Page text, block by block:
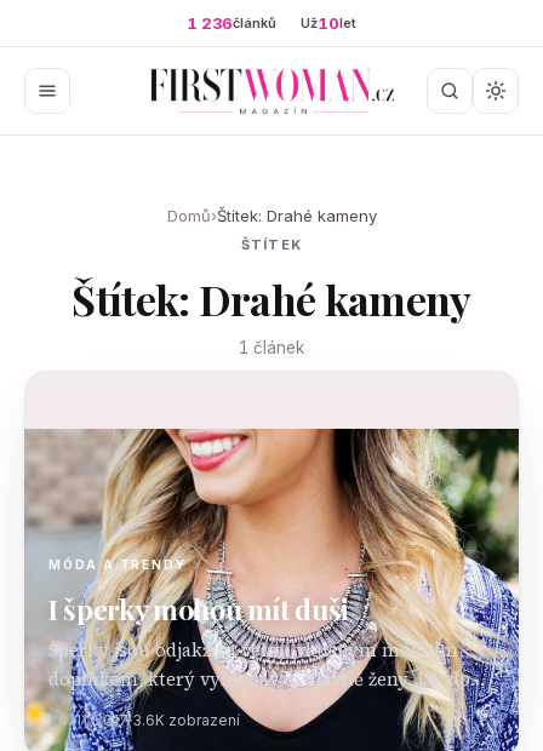
1 236článků Už10let
Domů›Štítek: Drahé kameny
ŠTÍTEK
Štítek: Drahé kameny
1 článek
MÓDA A TRENDY
I šperky mohou mít duši
Šperky jsou odjakživa velmi vkusným módním
doplňkem, který vyhledávají hlavně ženy. Jak doba
postupovala, tak se jejich design postupně měnil.
Co kdybychom vám, řekli, že šperky mohou být i
30. 11. 2017 3.6K zobrazení